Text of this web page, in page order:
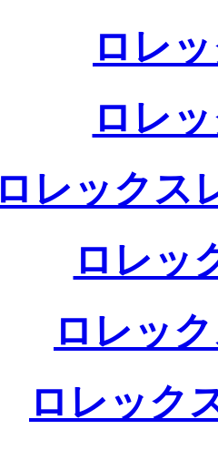
ロレ
ロレ
ロレックス
ロレッ
ロレッ
ロレック